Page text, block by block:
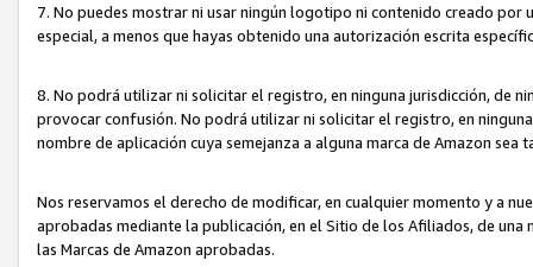
7. No puedes mostrar ni usar ningún logotipo ni contenido creado por
especial, a menos que hayas obtenido una autorización escrita
8. No podrá utilizar ni solicitar el registro, en ninguna jurisdicción, de
provocar confusión. No podrá utilizar ni solicitar el registro, en
nombre de aplicación cuya semejanza a alguna marca de Amazon
Nos reservamos el derecho de modificar, en cualquier momento y a
aprobadas mediante la publicación, en el Sitio de los Afiliados, de
las Marcas de Amazon aprobadas.